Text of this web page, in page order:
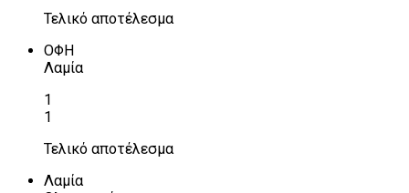
Τελικό αποτέλεσμα
ΟΦΗ
Λαμία
1
1
Τελικό αποτέλεσμα
Λαμία